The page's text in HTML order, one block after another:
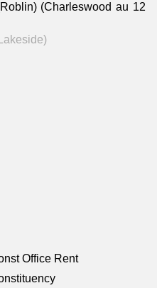
(Charleswood au 12
Office Rent